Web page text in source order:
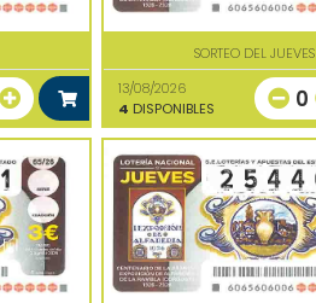
SORTEO DEL JUEVES
13/08/2026
4 DISPONIBLES 0